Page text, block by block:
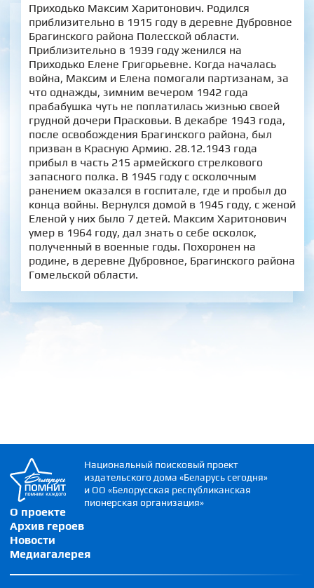
Приходько Максим Харитонович. Родился
приблизительно в 1915 году в деревне Дубровное
Брагинского района Полесской области.
Приблизительно в 1939 году женился на
Приходько Елене Григорьевне. Когда началась
война, Максим и Елена помогали партизанам, за
что однажды, зимним вечером 1942 года
прабабушка чуть не поплатилась жизнью своей
грудной дочери Прасковьи. В декабре 1943 года,
после освобождения Брагинского района, был
призван в Красную Армию. 28.12.1943 года
прибыл в часть 215 армейского стрелкового
запасного полка. В 1945 году с осколочным
ранением оказался в госпитале, где и пробыл до
конца войны. Вернулся домой в 1945 году, с женой
Еленой у них было 7 детей. Максим Харитонович
умер в 1964 году, дал знать о себе осколок,
полученный в военные годы. Похоронен на
родине, в деревне Дубровное, Брагинского района
Гомельской области.
О проекте
Архив героев
Новости
Медиагалерея
Национальный поисковый проект
издательского дома «Беларусь сегодня»
и ОО «Белорусская республиканская
пионерская организация»